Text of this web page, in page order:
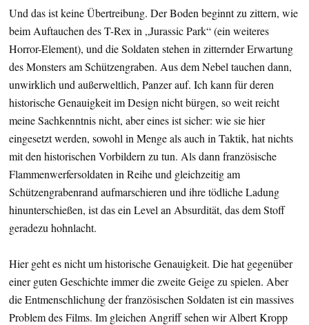
Und das ist keine Übertreibung. Der Boden beginnt zu zittern, wie
beim Auftauchen des T-Rex in „Jurassic Park“ (ein weiteres
Horror-Element), und die Soldaten stehen in zitternder Erwartung
des Monsters am Schützengraben. Aus dem Nebel tauchen dann,
unwirklich und außerweltlich, Panzer auf. Ich kann für deren
historische Genauigkeit im Design nicht bürgen, so weit reicht
meine Sachkenntnis nicht, aber eines ist sicher: wie sie hier
eingesetzt werden, sowohl in Menge als auch in Taktik, hat nichts
mit den historischen Vorbildern zu tun. Als dann französische
Flammenwerfersoldaten in Reihe und gleichzeitig am
Schützengrabenrand aufmarschieren und ihre tödliche Ladung
hinunterschießen, ist das ein Level an Absurdität, das dem Stoff
geradezu hohnlacht.
Hier geht es nicht um historische Genauigkeit. Die hat gegenüber
einer guten Geschichte immer die zweite Geige zu spielen. Aber
die Entmenschlichung der französischen Soldaten ist ein massives
Problem des Films. Im gleichen Angriff sehen wir Albert Kropp